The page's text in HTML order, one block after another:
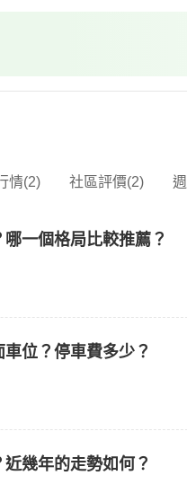
情(2) 社區評價(2)
一個格局比較推薦？
位？停車費多少？
幾年的走勢如何？